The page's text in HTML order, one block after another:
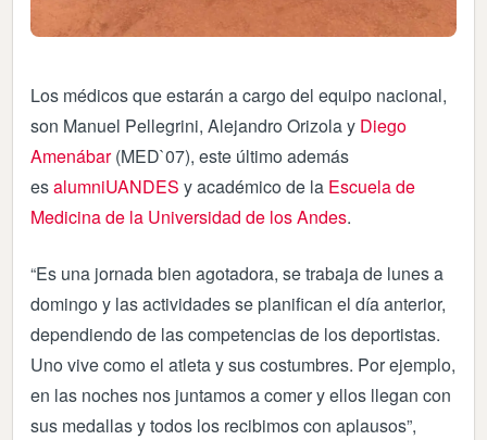
Los médicos que estarán a cargo del equipo nacional,
son Manuel Pellegrini, Alejandro Orizola y Diego
Amenábar(MED`07), este último además
esalumniUANDES y académico de la Escuela de
Medicina de la Universidad de los Andes.
“Es una jornada bien agotadora, se trabaja de lunes a
domingo y las actividades se planifican el día anterior,
dependiendo de las competencias de los deportistas.
Uno vive como el atleta y sus costumbres. Por ejemplo,
en las noches nos juntamos a comer y ellos llegan con
sus medallas y todos los recibimos con aplausos”,